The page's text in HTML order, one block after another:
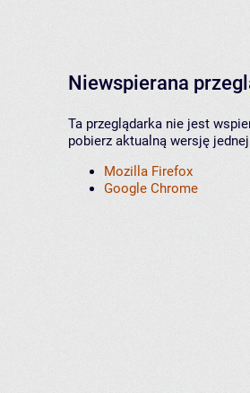
Niewspierana
Ta przeglądarka nie jest
pobierz aktualną wersję
Mozilla Firefox
Google Chrome